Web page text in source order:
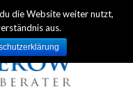
die Website weiter nutzt,
aus.